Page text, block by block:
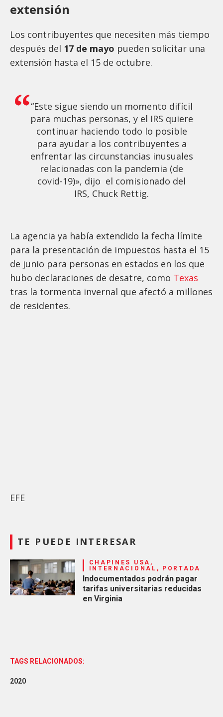
extensión
Los contribuyentes que necesiten más tiempo
después del 17 de mayo pueden solicitar una
extensión hasta el 15 de octubre.
“Este sigue siendo un momento difícil
para muchas personas, y el IRS quiere
continuar haciendo todo lo posible
para ayudar a los contribuyentes a
enfrentar las circunstancias inusuales
relacionadas con la pandemia (de
covid-19)», dijo el comisionado del
IRS, Chuck Rettig.
La agencia ya había extendido la fecha límite
para la presentación de impuestos hasta el 15
de junio para personas en estados en los que
hubo declaraciones de desatre, como Texas
tras la tormenta invernal que afectó a millones
de residentes.
EFE
TE PUEDE INTERESAR
CHAPINES USA,
INTERNACIONAL, PORTADA
Indocumentados podrán pagar
tarifas universitarias reducidas
en Virginia
TAGS RELACIONADOS:
2020